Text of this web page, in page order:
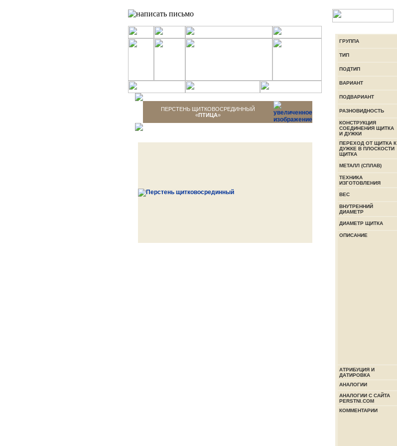
ПЕРСТЕНЬ ЩИТКОВОСРЕДИННЫЙ
«ПТИЦА»
ГРУППА
ТИП
ПОДТИП
ВАРИАНТ
ПОДВАРИАНТ
РАЗНОВИДНОСТЬ
КОНСТРУКЦИЯ
СОЕДИНЕНИЯ ЩИТКА
И ДУЖКИ
ПЕРЕХОД ОТ ЩИТКА К
ДУЖКЕ В ПЛОСКОСТИ
ЩИТКА
МЕТАЛЛ (СПЛАВ)
ТЕХНИКА
ИЗГОТОВЛЕНИЯ
ВЕС
ВНУТРЕННИЙ
ДИАМЕТР
ДИАМЕТР ЩИТКА
ОПИСАНИЕ
АТРИБУЦИЯ И
ДАТИРОВКА
АНАЛОГИИ
АНАЛОГИИ С САЙТА
PERSTNI.COM
КОММЕНТАРИИ